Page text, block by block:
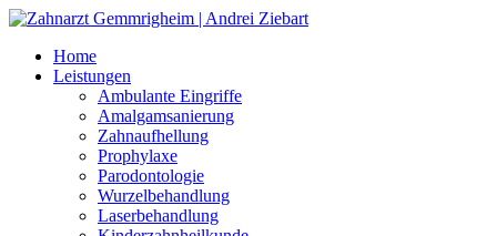
Home
Leistungen
Ambulante Eingriffe
Amalgamsanierung
Zahnaufhellung
Prophylaxe
Parodontologie
Wurzelbehandlung
Laserbehandlung